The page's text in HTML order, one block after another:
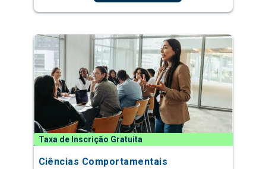
Taxa de Inscrição Gratuita
Ciências Comportamentais